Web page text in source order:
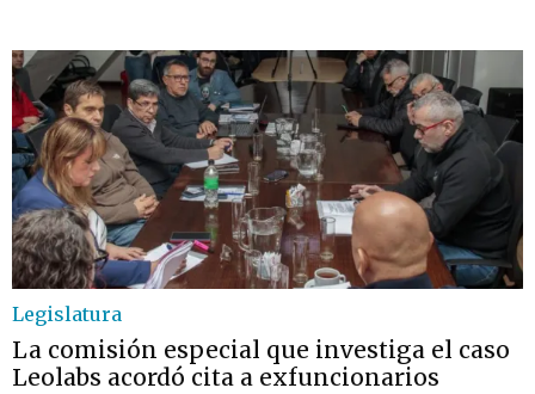
Legislatura
La comisión especial que investiga el caso
Leolabs acordó cita a exfuncionarios